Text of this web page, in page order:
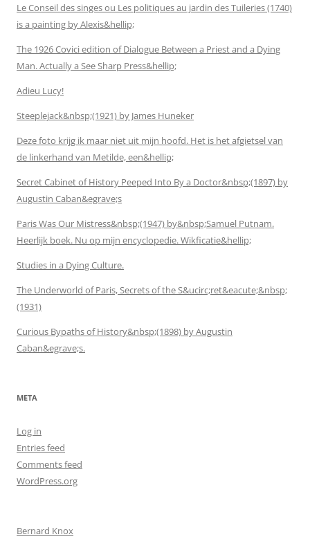
Le Conseil des singes ou Les politiques au jardin des Tuileries (1740)
is a painting by Alexis&hellip;
The 1926 Covici edition of Dialogue Between a Priest and a Dying
Man. Actually a See Sharp Press&hellip;
Adieu Lucy!
Steeplejack&nbsp;(1921) by James Huneker
Deze foto krijg ik maar niet uit mijn hoofd. Het is het afgietsel van
de linkerhand van Metilde, een&hellip;
Secret Cabinet of History Peeped Into By a Doctor&nbsp;(1897) by
Augustin Caban&egrave;s
Paris Was Our Mistress&nbsp;(1947) by&nbsp;Samuel Putnam.
Heerlijk boek. Nu op mijn encyclopedie. Wikficatie&hellip;
Studies in a Dying Culture.
The Underworld of Paris, Secrets of the S&ucirc;ret&eacute;&nbsp;
(1931)
Curious Bypaths of History&nbsp;(1898) by Augustin
Caban&egrave;s.
META
Log in
Entries feed
Comments feed
WordPress.org
Bernard Knox